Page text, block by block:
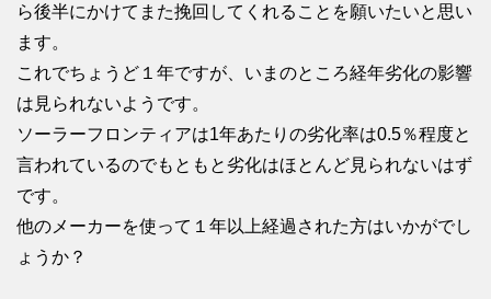
ら後半にかけてまた挽回してくれることを願いたいと思い
ます。
これでちょうど１年ですが、いまのところ経年劣化の影響
は見られないようです。
ソーラーフロンティアは1年あたりの劣化率は0.5％程度と
言われているのでもともと劣化はほとんど見られないはず
です。
他のメーカーを使って１年以上経過された方はいかがでし
ょうか？